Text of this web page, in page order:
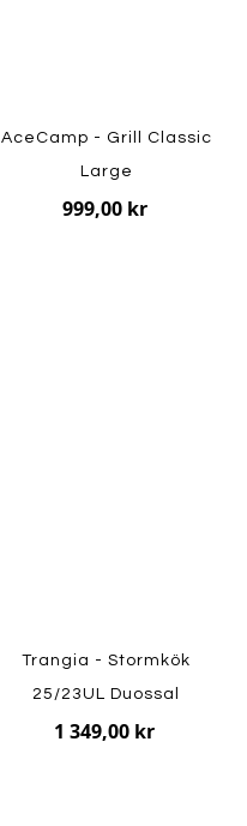
AceCamp - Grill Classic
Large
999,00 kr
Trangia - Stormkök
25/23UL Duossal
1 349,00 kr